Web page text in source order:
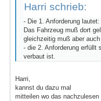
Harri schrieb:
- Die 1. Anforderung lautet:
Das Fahrzeug muß dort
gleichzeitig muß aber auch
- die 2. Anforderung erfüllt
verbaut ist.
Harri,
kannst du dazu mal
mitteilen wo das nachzulesen